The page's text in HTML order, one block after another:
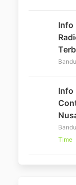
Info
Info
Time